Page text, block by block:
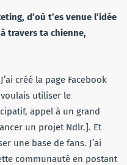
d’où t’es venue l’idée
travers ta chienne,
créé la page Facebook
utiliser le
appel à un grand
un projet Ndlr.]. Et
une base de fans. J’ai
communauté en postant